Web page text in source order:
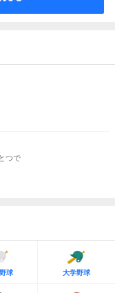
つで
球 大学野球